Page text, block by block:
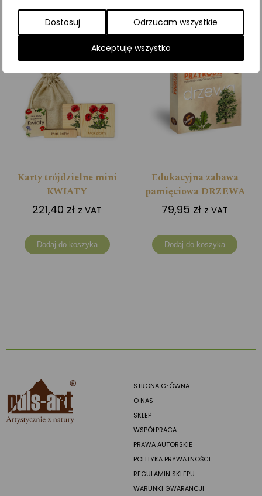
Dostosuj Odrzucam wszystkie
Akceptuję wszystko
Karty trójdzielne mini
KWIATY
221,40 zł z VAT
Dodaj do koszyka
Edukacyjna zabawa
pamięciowa DRZEWA
79,95 zł z VAT
Dodaj do koszyka
STRONA GŁÓWNA
O NAS
SKLEP
WSPÓŁPRACA
PRAWA AUTORSKIE
POLITYKA PRYWATNOŚCI
REGULAMIN SKLEPU
WARUNKI GWARANCJI